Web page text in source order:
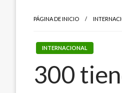
PÁGINA DE INICIO
INTERNACIONAL
300